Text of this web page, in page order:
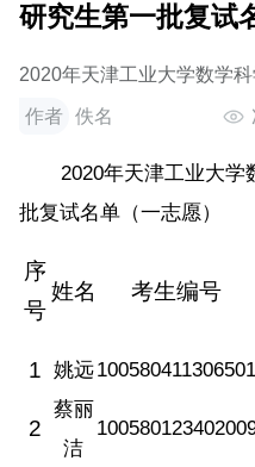
研究生第一批复试
2020年天津工业大学数学
试名单（一志愿）序号姓
务课一业务课二总分1姚远
作者 佚名
2020年天津工业大学
批复试名单（一志愿）
序
号
姓名 考生编号
1 姚远100580411306501
2
蔡丽
洁